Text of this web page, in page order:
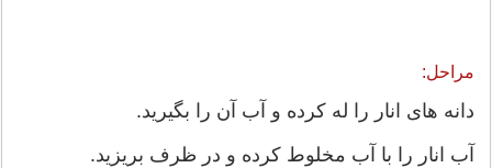
مراحل:
دانه های انار را له کرده و آب آن را بگیرید.
آب انار را با آب مخلوط کرده و در ظرف بریزید.